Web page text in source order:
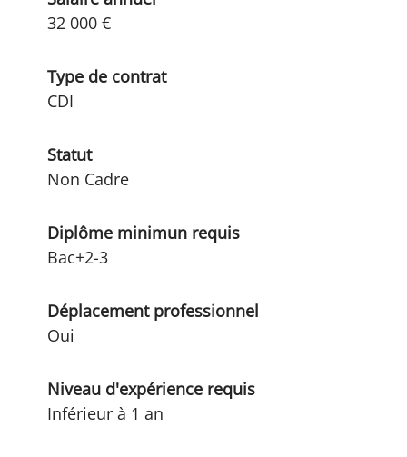
32 000 €
Type de contrat
CDI
Statut
Non Cadre
Diplôme minimun requis
Bac+2-3
Déplacement professionnel
Oui
Niveau d'expérience requis
Inférieur à 1 an